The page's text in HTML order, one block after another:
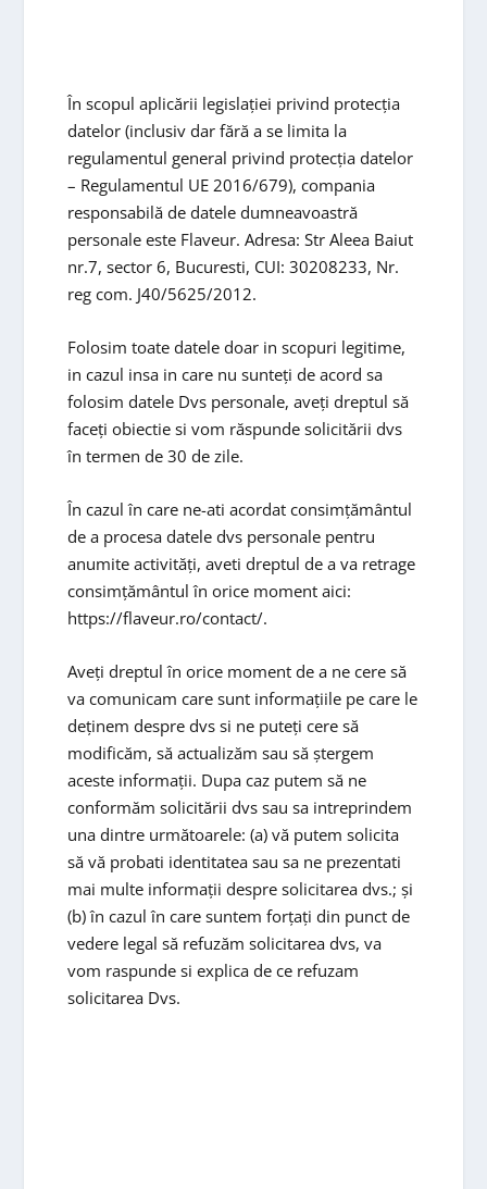
În scopul aplicării legislației privind protecția
datelor (inclusiv dar fără a se limita la
regulamentul general privind protecția datelor
– Regulamentul UE 2016/679), compania
responsabilă de datele dumneavoastră
personale este Flaveur. Adresa: Str Aleea Baiut
nr.7, sector 6, Bucuresti, CUI: 30208233, Nr.
reg com. J40/5625/2012.
Folosim toate datele doar in scopuri legitime,
in cazul insa in care nu sunteți de acord sa
folosim datele Dvs personale, aveți dreptul să
faceți obiectie si vom răspunde solicitării dvs
în termen de 30 de zile.
În cazul în care ne-ati acordat consimțământul
de a procesa datele dvs personale pentru
anumite activități, aveti dreptul de a va retrage
consimțământul în orice moment aici:
https://flaveur.ro/contact/.
Aveți dreptul în orice moment de a ne cere să
va comunicam care sunt informațiile pe care le
deținem despre dvs si ne puteți cere să
modificăm, să actualizăm sau să ștergem
aceste informații. Dupa caz putem să ne
conformăm solicitării dvs sau sa intreprindem
una dintre următoarele: (a) vă putem solicita
să vă probati identitatea sau sa ne prezentati
mai multe informații despre solicitarea dvs.; și
(b) în cazul în care suntem forțați din punct de
vedere legal să refuzăm solicitarea dvs, va
vom raspunde si explica de ce refuzam
solicitarea Dvs.